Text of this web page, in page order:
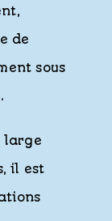
de
sous
large
il est